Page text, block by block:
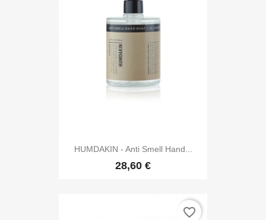
HUMDAKIN - Anti Smell Hand...
28,60 €
favorite_border